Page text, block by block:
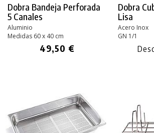
Dobra Bandeja Perforada
5 Canales
Aluminio
Medidas 60 x 40 cm
49,50 €
Dobra
Lisa
Acero Inox
GN 1/1